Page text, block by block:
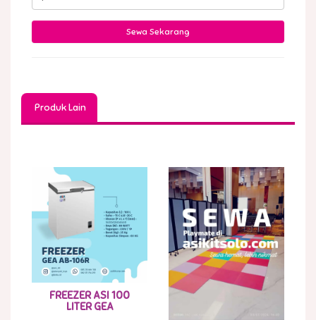
Produk Lain
FREEZER ASI 100
LITER GEA